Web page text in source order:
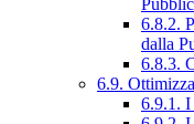
6.8.2.
dalla
6.8.3.
6.9.
6.9.1. I